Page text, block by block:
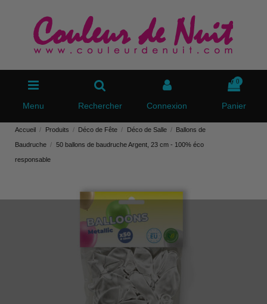
Menu Rechercher Connexion
0
Panier
Accueil Produits Déco de Fête Déco de Salle Ballons de
Baudruche 50 ballons de baudruche Argent, 23 cm - 100% éco
responsable